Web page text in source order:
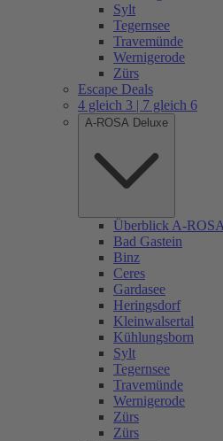
Sylt
Tegernsee
Travemünde
Wernigerode
Zürs
Escape Deals
4 gleich 3 | 7 gleich 6
A-ROSA Deluxe
Überblick A-
Bad Gastein
Binz
Ceres
Gardasee
Heringsdorf
Kleinwalsertal
Kühlungsborn
Sylt
Tegernsee
Travemünde
Wernigerode
Zürs
Zürs